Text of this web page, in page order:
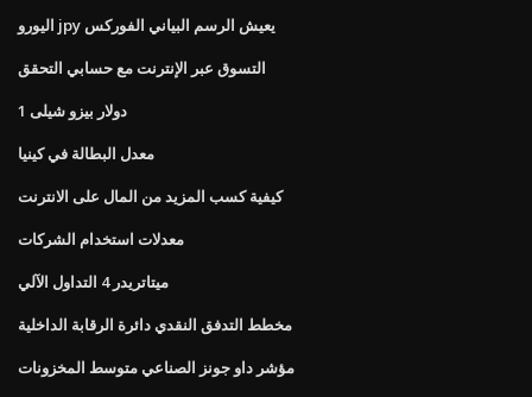
اليورو jpy يعيش الرسم البياني الفوركس
التسوق عبر الإنترنت مع حسابي التحقق
1 دولار بيزو شيلى
معدل البطالة في كينيا
كيفية كسب المزيد من المال على الانترنت
معدلات استخدام الشركات
ميتاتريدر 4 التداول الآلي
مخطط التدفق النقدي دائرة الرقابة الداخلية
مؤشر داو جونز الصناعي متوسط ​​المخزونات